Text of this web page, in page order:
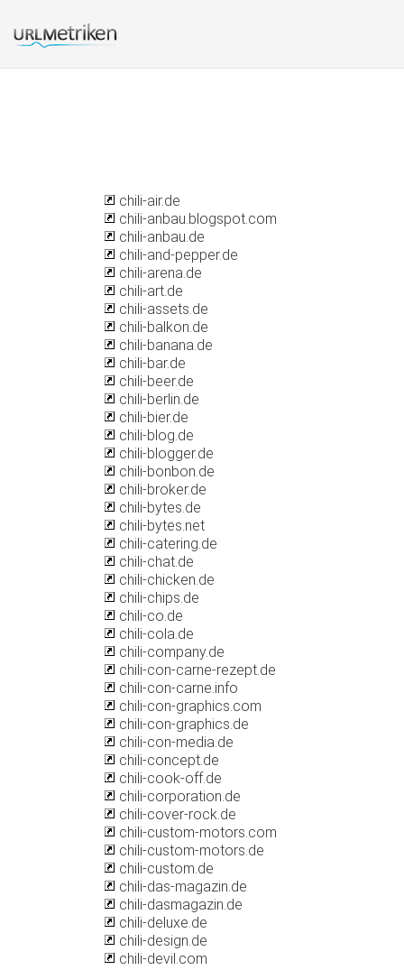
chili-air.de
chili-anbau.blogspot.com
chili-anbau.de
chili-and-pepper.de
chili-arena.de
chili-art.de
chili-assets.de
chili-balkon.de
chili-banana.de
chili-bar.de
chili-beer.de
chili-berlin.de
chili-bier.de
chili-blog.de
chili-blogger.de
chili-bonbon.de
chili-broker.de
chili-bytes.de
chili-bytes.net
chili-catering.de
chili-chat.de
chili-chicken.de
chili-chips.de
chili-co.de
chili-cola.de
chili-company.de
chili-con-carne-rezept.de
chili-con-carne.info
chili-con-graphics.com
chili-con-graphics.de
chili-con-media.de
chili-concept.de
chili-cook-off.de
chili-corporation.de
chili-cover-rock.de
chili-custom-motors.com
chili-custom-motors.de
chili-custom.de
chili-das-magazin.de
chili-dasmagazin.de
chili-deluxe.de
chili-design.de
chili-devil.com